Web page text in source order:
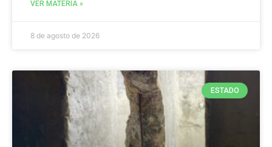
VER MATÉRIA »
8 de agosto de 2026
ESTADO